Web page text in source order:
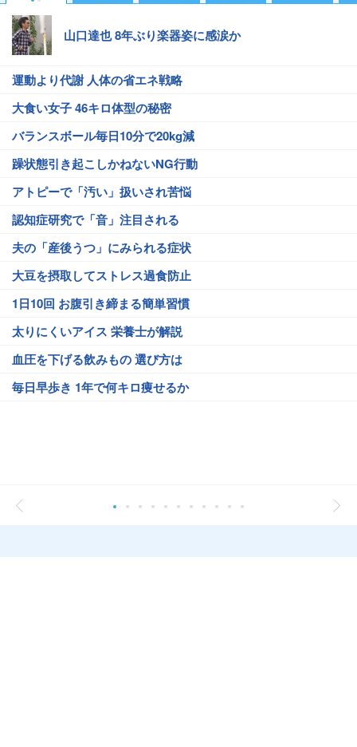
山口達也 8年ぶり楽器姿に感涙か
運動より代謝 人体の省エネ戦略
大食い女子 46キロ体型の秘密
バランスボール毎日10分で20kg減
躁状態引き起こしかねないNG行動
アトピーで「汚い」扱いされ苦悩
認知症研究で「音」注目される
夫の「産後うつ」にみられる症状
大豆を摂取してストレス過食防止
1日10回 お腹引き締まる簡単習慣
太りにくいアイス 栄養士が解説
血圧を下げる飲みもの 選び方は
毎日早歩き 1年で何キロ痩せるか